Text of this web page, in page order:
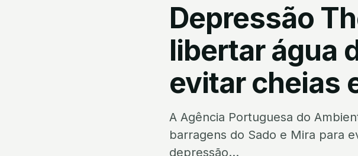
Depressão
libertar água
evitar cheias
A Agência Portuguesa do
barragens do Sado e Mira para
depressão...